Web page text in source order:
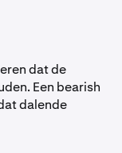
dat de
Een bearish
dalende